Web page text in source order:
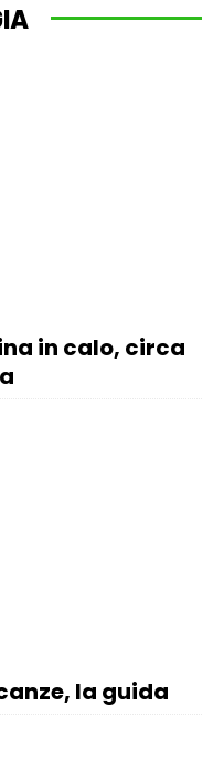
in calo, circa
la guida